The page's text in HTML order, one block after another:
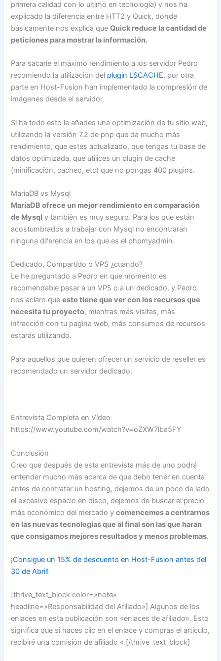
primera calidad con lo ultimo en tecnología) y nos ha
explicado la diferencia entre HTT2 y Quick, donde
básicamente nos explica queQuick reduce la cantidad de
peticiones para mostrar la información.
Para sacarle el máximo rendimiento a los servidor Pedro
recomiendo la utilización del plugin LSCACHE, por otra
parte en Host-Fusion han implementado la compresión de
imágenes desde el servidor.
Si ha todo esto le añades una optimización de tu sitio web,
utilizando la versión 7.2 de php que da mucho más
rendimiento, que estes actualizado, que tengas tu base de
datos optimizada, que utilices un plugin de cache
(minificación, cacheo, etc) que no pongas 400 plugins.
MariaDB vs Mysql
MariaDB ofrece un mejor rendimiento en comparación
de Mysql y también es muy seguro. Para los que están
acostumbrados a trabajar con Mysql no encontraran
ninguna diferencia en los que es el phpmyadmin.
Dedicado, Compartido o VPS ¿cuando?
Le he preguntado a Pedro en que momento es
recomendable pasar a un VPS o a un dedicado, y Pedro
nos aclaro queesto tiene que ver con los recursos que
necesita tu proyecto, mientras más visitas, más
intracción con tu pagina web, más consumos de recursos
estarás utilizando.
Para aquellos que quieren ofrecer un servicio de reseller es
recomendado un servidor dedicado.
Entrevista Completa en Vídeo
https://www.youtube.com/watch?v=oZXW7lba5FY
Conclusión
Creo que después de esta entrevista más de uno podrá
entender mucho más acerca de que debo tener en cuenta
antes de contratar un hosting, dejemos de un poco de lado
el excesivo espacio en disco, dejemos de buscar el precio
más económico del mercado ycomencemos a centrarnos
en las nuevas tecnologías que al final son las que haran
que consigamos mejores resultados y menos problemas.
¡Consigue un 15% de descuento en Host-Fusion antes del
30 de Abril!
[thrive_text_block color=»note»
headline=»Responsabilidad del Afiliado»] Algunos de los
enlaces en esta publicación son «enlaces de afiliado». Esto
significa que si haces clic en el enlace y compras el artículo,
recibiré una comisión de afiliado «.[/thrive_text_block]